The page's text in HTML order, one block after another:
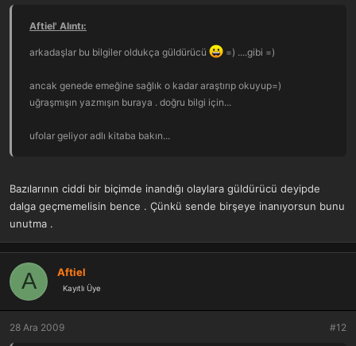
Aftiel' Alıntı:
arkadaşlar bu bilgiler oldukça güldürücü =) ....gibi =)
ancak genede emeğine sağlık o kadar araştırıp okuyup=)
uğraşmışın yazmışın buraya . doğru bilgi için...
ufolar geliyor adlı kitaba bakın...
Bazılarının ciddi bir biçimde inandığı olaylara güldürücü deyipde
dalga geçmemelisin bence . Çünkü sende birşeye inanıyorsun bunu
unutma .
A Aftiel
Kayıtlı Üye
28 Ara 2009 #12